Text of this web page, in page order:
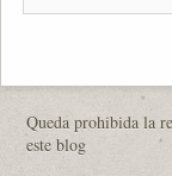
Queda prohibida la
este blog